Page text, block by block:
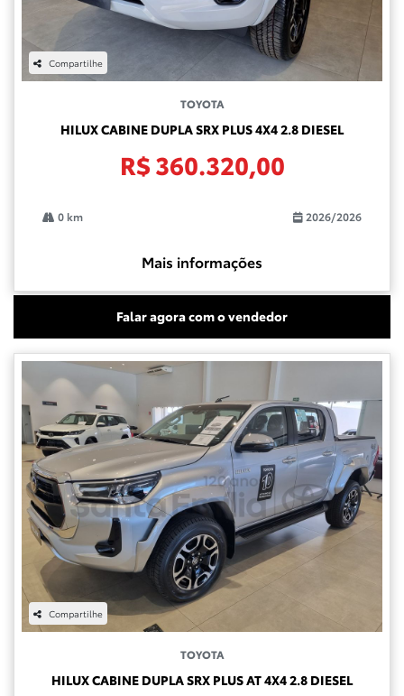
Compartilhe
TOYOTA
HILUX CABINE DUPLA SRX PLUS 4X4 2.8 DIESEL
R$ 360.320,00
0 km 2026/2026
Mais informações
Falar agora com o vendedor
Compartilhe
TOYOTA
HILUX CABINE DUPLA SRX PLUS AT 4X4 2.8 DIESEL